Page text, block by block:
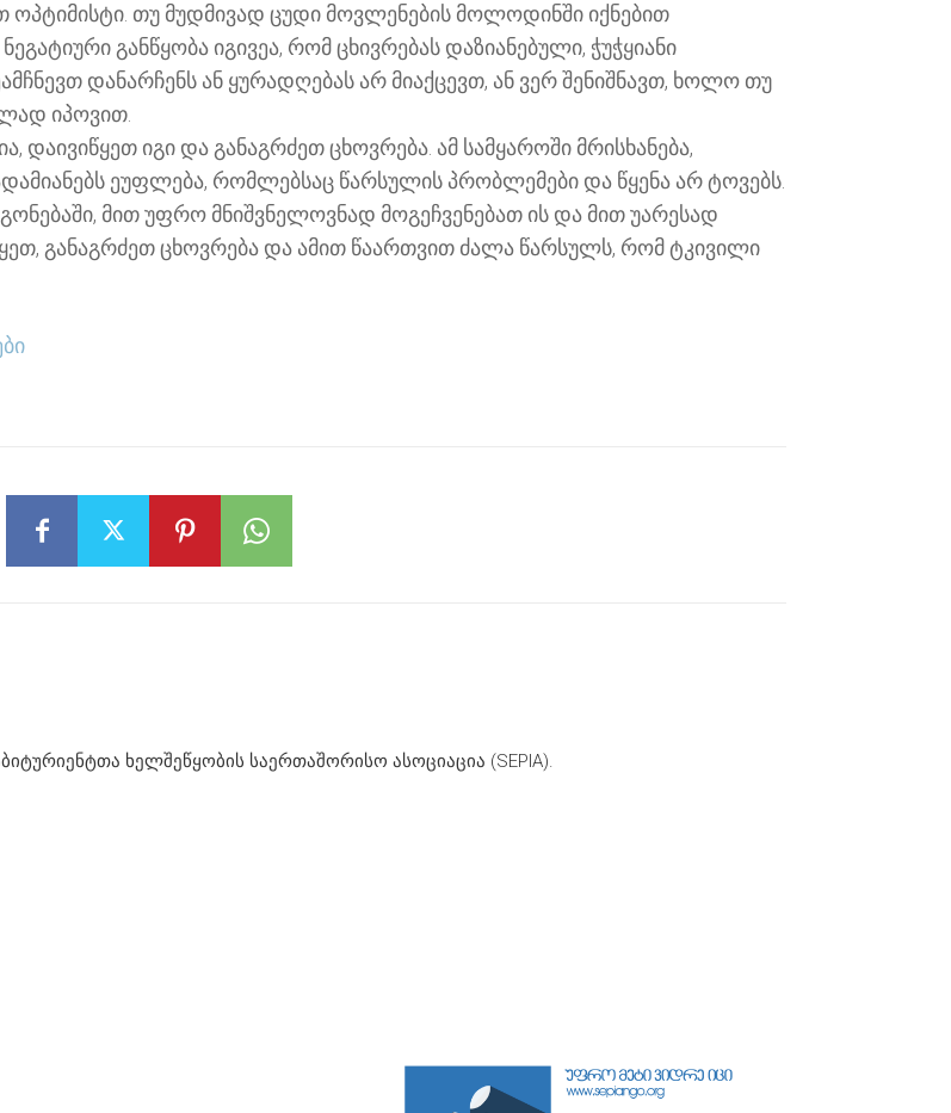
ოპტიმისტი. თუ მუდმივად ცუდი მოვლენების მოლოდინში იქნებით
განწყობა იგივეა, რომ ცხივრებას დაზიანებული, ჭუჭყიანი
დანარჩენს ან ყურადღებას არ მიაქცევთ, ან ვერ შენიშნავთ, ხოლო თუ
იპოვით.
დაივიწყეთ იგი და განაგრძეთ ცხოვრება. ამ სამყაროში მრისხანება,
ეუფლება, რომლებსაც წარსულის პრობლემები და წყენა არ ტოვებს.
მით უფრო მნიშვნელოვნად მოგეჩვენებათ ის და მით უარესად
განაგრძეთ ცხოვრება და ამით წაართვით ძალა წარსულს, რომ ტკივილი
ხელშეწყობის საერთაშორისო ასოციაცია (SEPIA).